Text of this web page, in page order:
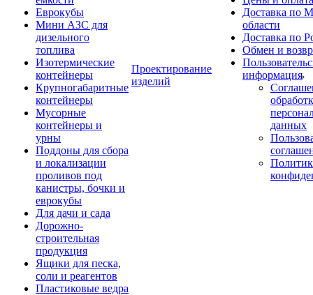
Еврокубы
Мини АЗС для
дизельного
топлива
Изотермические
контейнеры
Крупногабаритные
контейнеры
Мусорные
контейнеры и
урны
Поддоны для сбора
и локализации
проливов под
канистры, бочки и
еврокубы
Для дачи и сада
Дорожно-
строительная
продукция
Ящики для песка,
соли и реагентов
Пластиковые ведра
Проектирование
изделий
Доставка по
области
Доставка по
Обмен и
информация
данных